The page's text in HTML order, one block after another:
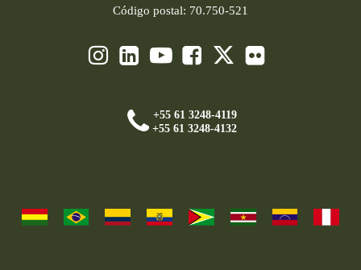
Código postal: 70.750-521
+55 61 3248-4119
+55 61 3248-4132